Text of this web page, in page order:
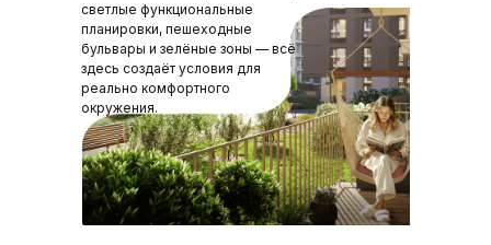
светлые функциональные
планировки, пешеходные
бульвары и зелёные зоны — всё
здесь создаёт условия для
реально комфортного
окружения.